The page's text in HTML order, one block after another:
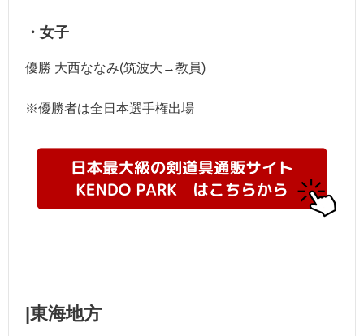
・女子
優勝 大西ななみ(筑波大→教員)
※優勝者は全日本選手権出場
|東海地方